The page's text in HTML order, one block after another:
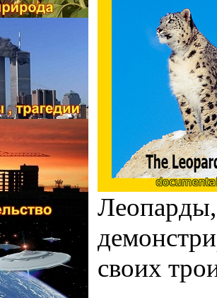
своих